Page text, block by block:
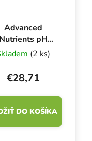
Advanced
Nutrients pH
Sensi
Grow A+B 1 l,
hnojivo
pre rast
(2 ks)
€28,71
DO KOŠÍKA